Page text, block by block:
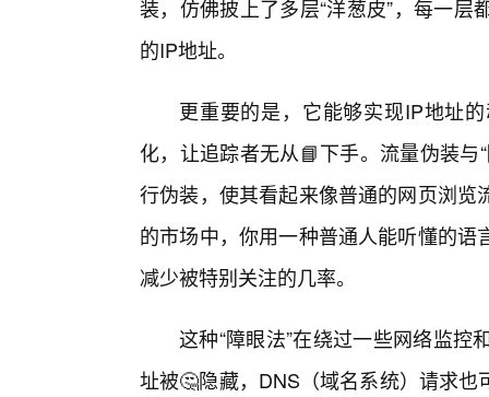
装，仿佛披上了多层“洋葱皮”，每一
的IP地址。
更重要的是，它能够实现IP地址
化，让追踪者无从📘下手。流量伪装
行伪装，使其看起来像普通的网页浏
的市场中，你用一种普通人能听懂的
减少被特别关注的几率。
这种“障眼法”在绕过一些网络监
址被🤔隐藏，DNS（域名系统）请求